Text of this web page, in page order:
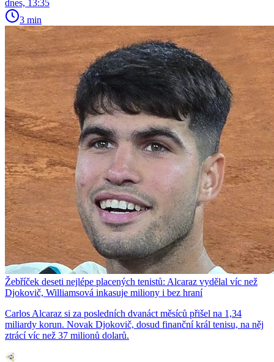
dnes, 13:35
3 min
Žebříček deseti nejlépe placených tenistů: Alcaraz vydělal víc než
Djokovič, Williamsová inkasuje miliony i bez hraní
Carlos Alcaraz si za posledních dvanáct měsíců přišel na 1,34
miliardy korun. Novak Djokovič, dosud finanční král tenisu, na něj
ztrácí víc než 37 milionů dolarů.